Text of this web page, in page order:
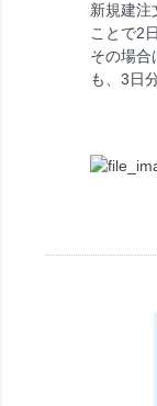
新規建注
ことで2
その場合
も、3日